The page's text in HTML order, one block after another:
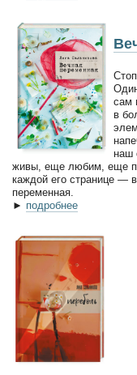
сам
в
наш
живы, еще любим, еще
каждой его странице —
переменная.
► подробнее